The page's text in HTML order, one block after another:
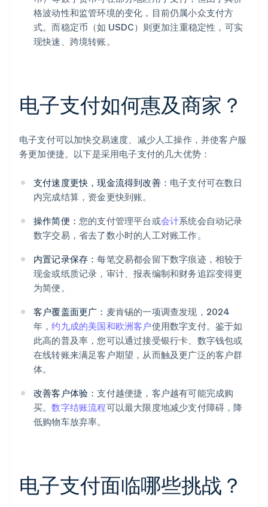
格波动性和监管环境的变化，目前仍属小众支付方
式。而稳定币（如 USDC）则更加注重稳定性，可实
现快速、跨境转账。
电子支付如何惠及商家？
电子支付可以加快交易速度、减少人工操作，并使客户服
务更加便捷。以下是采用电子支付的几大优势：
支付速度更快，现金流得到改善： 电子支付可在数日
内完成结算，资金更快到账。
操作简便： 您的支付管理平台或会计系统会自动记录
数字交易，省去了数小时的人工对账工作。
内置记录保存：每笔交易都会留下数字痕迹，相较于
现金或纸质记录，审计、报表编制和财务追踪变得更
为简便。
客户覆盖面更广： 麦肯锡的一项调查发现，2024
年，约九成的美国和欧洲客户使用数字支付。鉴于如
此高的普及率，您可以通过接受银行卡、数字钱包或
在线转账来满足客户期望，从而触及更广泛的客户群
体。
改善客户体验：支付越便捷，客户越有可能完成购
买。数字结账流程可以最大限度地减少支付障碍，降
低购物车放弃率。
电子支付面临哪些挑战？